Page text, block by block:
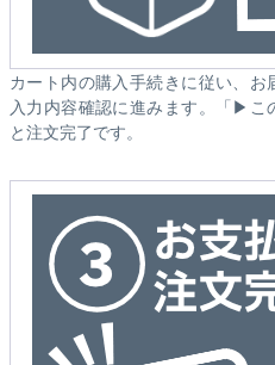
カート内の購入手続きに従い、
入力内容確認に進みます。「▶こ
と注文完了です。